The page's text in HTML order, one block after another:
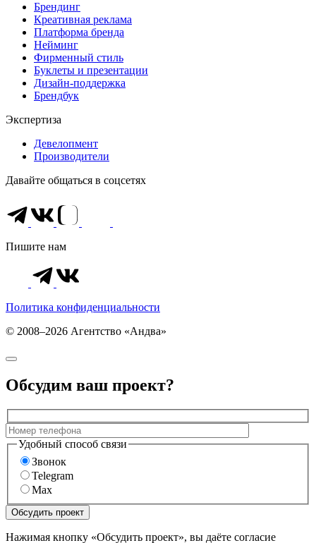
Брендинг
Креативная реклама
Платформа бренда
Нейминг
Фирменный стиль
Буклеты и презентации
Дизайн-поддержка
Брендбук
Экспертиза
Девелопмент
Производители
Давайте общаться в соцсетях
Пишите нам
Политика конфиденциальности
© 2008–2026 Агентство «Андва»
Обсудим ваш проект?
Удобный способ связи
Звонок
Telegram
Max
Нажимая кнопку «Обсудить проект», вы даёте согласие